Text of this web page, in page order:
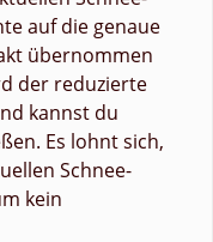
auf die genaue
übernommen
der reduzierte
kannst du
Es lohnt sich,
Schnee-
kein